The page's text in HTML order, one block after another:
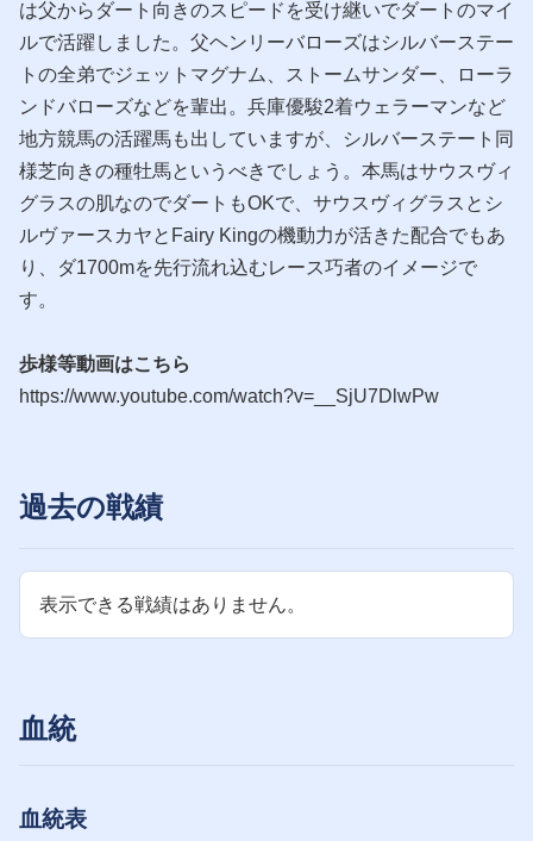
は父からダート向きのスピードを受け継いでダートのマイ
ルで活躍しました。父ヘンリーバローズはシルバーステー
トの全弟でジェットマグナム、ストームサンダー、ローラ
ンドバローズなどを輩出。兵庫優駿2着ウェラーマンなど
地方競馬の活躍馬も出していますが、シルバーステート同
様芝向きの種牡馬というべきでしょう。本馬はサウスヴィ
グラスの肌なのでダートもOKで、サウスヴィグラスとシ
ルヴァースカヤとFairy Kingの機動力が活きた配合でもあ
り、ダ1700mを先行流れ込むレース巧者のイメージで
す。
歩様等動画はこちら
https://www.youtube.com/watch?v=__SjU7DlwPw
過去の戦績
表示できる戦績はありません。
血統
血統表